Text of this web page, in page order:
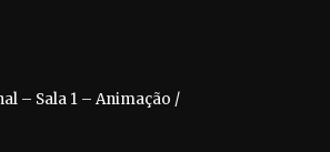
– Sala 1 – Animação /